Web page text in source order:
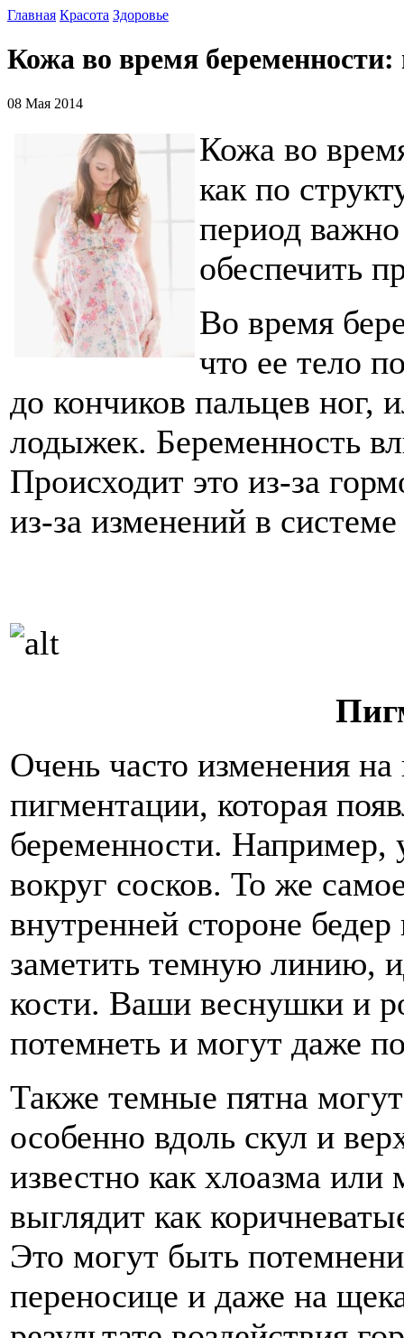
Главная Красота Здоровье
Кожа во время беременности:
08 Мая 2014
Кожа во
как по
период
обеспечить
Во время
что ее тело
до кончиков пальцев ног,
лодыжек. Беременность
Происходит это из-за
из-за изменений в
Очень часто изменения
пигментации, которая
беременности.
вокруг сосков. То же
внутренней стороне
заметить темную линию,
кости. Ваши веснушки и
потемнеть и могут даже
Также темные пятна
особенно вдоль скул и
известно как хлоазма
выглядит как
Это могут быть
переносице и даже на